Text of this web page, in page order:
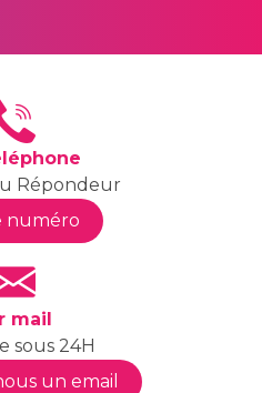
Répondeur
numéro
mail
sous 24H
un email